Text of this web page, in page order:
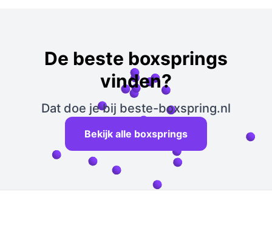
De beste boxsprings
vinden?
Dat doe je bij beste-boxspring.nl
Bekijk alle boxsprings